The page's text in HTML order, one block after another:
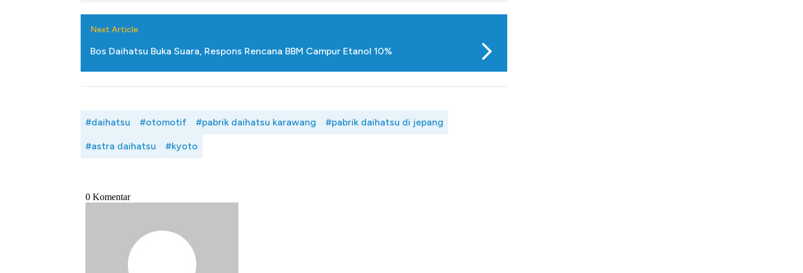
Next Article
Bos Daihatsu Buka Suara, Respons Rencana BBM Campur Etanol 10%
#daihatsu #otomotif #pabrik daihatsu karawang #pabrik daihatsu di jepang
#astra daihatsu #kyoto